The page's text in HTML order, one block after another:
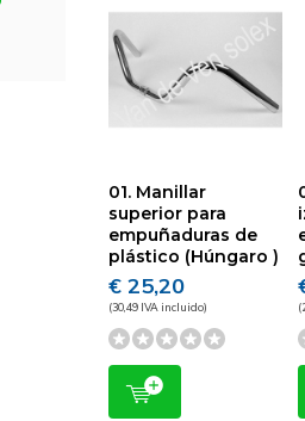
01. Manillar
superior para
empuñaduras de
plástico (Húngaro )
€ 25,20
(30,49 IVA incluido)